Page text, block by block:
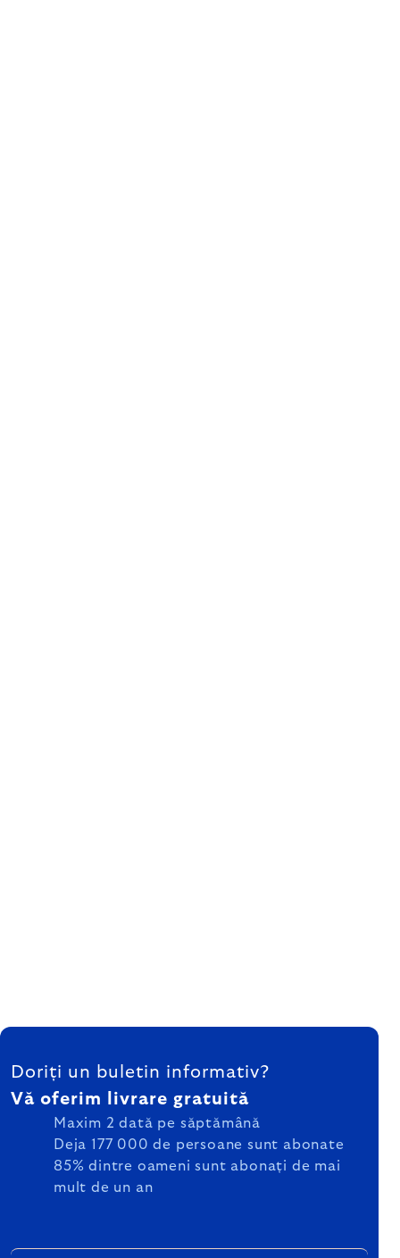
SUBSOL
Doriți un buletin informativ?
Vă oferim livrare gratuită
Maxim 2 dată pe săptămână
Deja 177 000 de persoane sunt abonate
85% dintre oameni sunt abonați de mai
mult de un an